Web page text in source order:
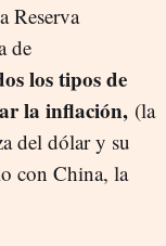
Reserva
de
los tipos de
la inflación, (la
del dólar y su
con China, la